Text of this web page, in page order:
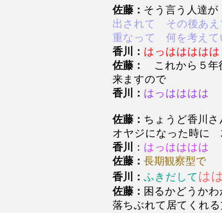
佐藤： そう言う人達
出されて その後あ
重なって 何を考えて
香川： はっははははは
佐藤：
これから５年
来ますので
香川： はっはははは
佐藤： ちょうど香川さ
オヤジになった時
香川
： はっはははは
佐藤： 長期観察型で
香川： ふきだしては
佐藤： 困るかどうか
落ちぶれて居てくれ